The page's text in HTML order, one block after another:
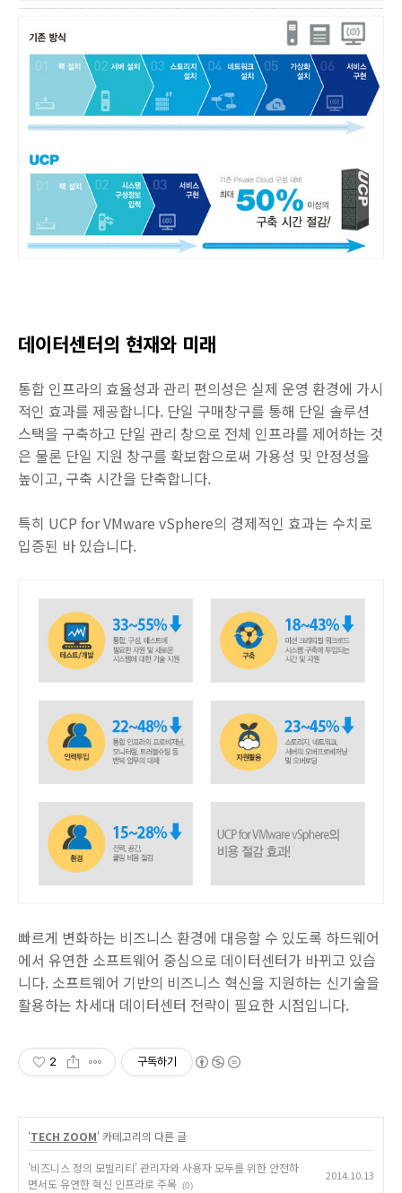
데이터센터의 현재와 미래
통합 인프라의 효율성과 관리 편의성은 실제 운영 환경에 가시
적인 효과를 제공합니다. 단일 구매창구를 통해 단일 솔루션
스택을 구축하고 단일 관리 창으로 전체 인프라를 제어하는 것
은 물론 단일 지원 창구를 확보함으로써 가용성 및 안정성을
높이고, 구축 시간을 단축합니다.
특히 UCP for VMware vSphere의 경제적인 효과는 수치로
입증된 바 있습니다.
빠르게 변화하는 비즈니스 환경에 대응할 수 있도록 하드웨어
에서 유연한 소프트웨어 중심으로 데이터센터가 바뀌고 있습
니다. 소프트웨어 기반의 비즈니스 혁신을 지원하는 신기술을
활용하는 차세대 데이터센터 전략이 필요한 시점입니다.
2 구독하기
'TECH ZOOM' 카테고리의 다른 글
'비즈니스 정의 모빌리티' 관리자와 사용자 모두를 위한 안전하
면서도 유연한 혁신 인프라로 주목 (0)
2014.10.13